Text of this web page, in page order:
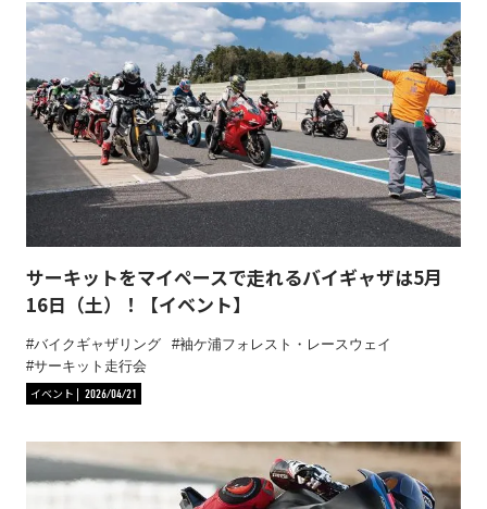
サーキットをマイペースで走れるバイギャザは5月
16日（土）！【イベント】
バイクギャザリング
袖ケ浦フォレスト・レースウェイ
サーキット走行会
イベント
2026/04/21